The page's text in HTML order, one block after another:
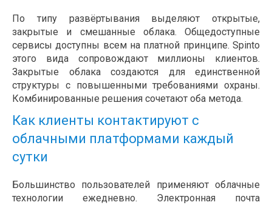
По типу развёртывания выделяют открытые,
закрытые и смешанные облака. Общедоступные
сервисы доступны всем на платной принципе. Spinto
этого вида сопровождают миллионы клиентов.
Закрытые облака создаются для единственной
структуры с повышенными требованиями охраны.
Комбинированные решения сочетают оба метода.
Как клиенты контактируют с
облачными платформами каждый
сутки
Большинство пользователей применяют облачные
технологии ежедневно. Электронная почта